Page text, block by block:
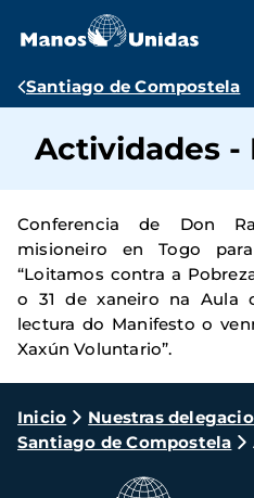
contenido
Ruta
navegación
Santiago de Compostela
Actividades -
Conferencia de Don
misioneiro en Togo
“Loitamos contra a
o 31 de xaneiro na Aula
lectura do Manifesto o
Xaxún Voluntario”.
Ruta
de
navegación
Inicio
Nuestras
Santiago de Compostela